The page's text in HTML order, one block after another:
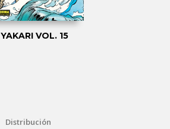
YAKARI VOL. 15
Distribución